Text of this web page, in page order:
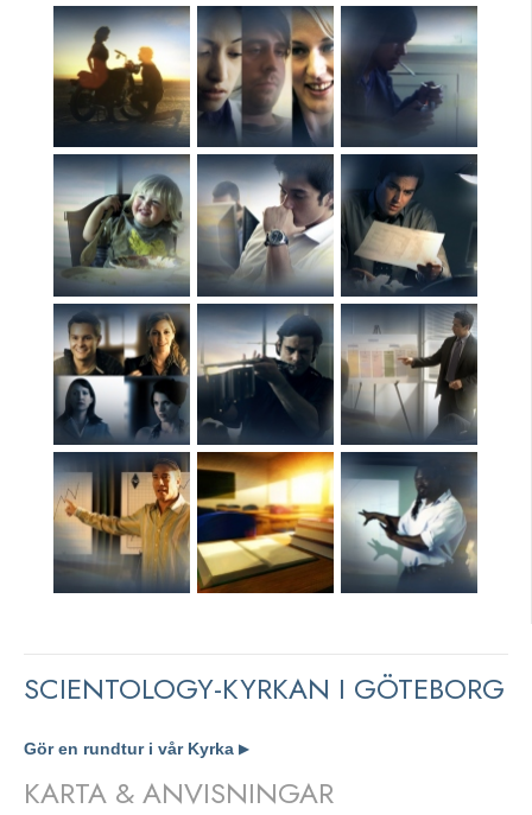
SCIENTOLOGY-KYRKAN I GÖTEBORG
Gör en rundtur i vår Kyrka ▶
KARTA & ANVISNINGAR